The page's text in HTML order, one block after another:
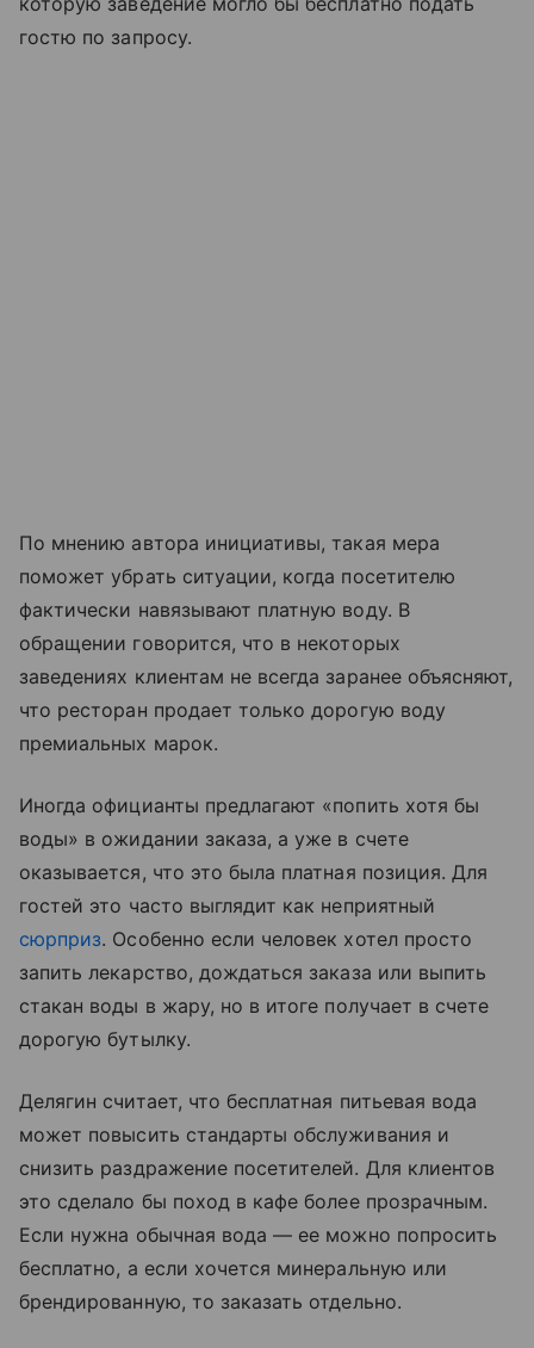
гостю по запросу.
По мнению автора инициативы, такая мера
поможет убрать ситуации, когда посетителю
фактически навязывают платную воду. В
обращении говорится, что в некоторых
заведениях клиентам не всегда заранее объясняют,
что ресторан продает только дорогую воду
премиальных марок.
Иногда официанты предлагают «попить хотя бы
воды» в ожидании заказа, а уже в счете
оказывается, что это была платная позиция. Для
гостей это часто выглядит как неприятный
сюрприз. Особенно если человек хотел просто
запить лекарство, дождаться заказа или выпить
стакан воды в жару, но в итоге получает в счете
дорогую бутылку.
Делягин считает, что бесплатная питьевая вода
может повысить стандарты обслуживания и
снизить раздражение посетителей. Для клиентов
это сделало бы поход в кафе более прозрачным.
Если нужна обычная вода — ее можно попросить
бесплатно, а если хочется минеральную или
брендированную, то заказать отдельно.